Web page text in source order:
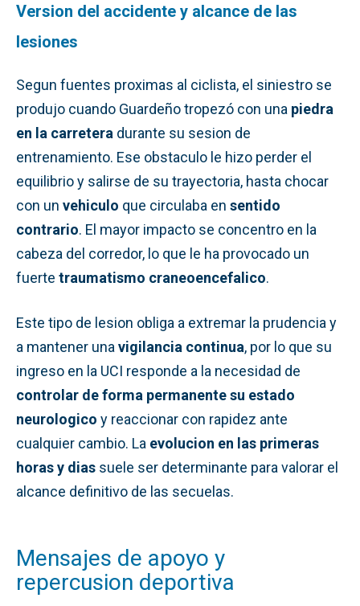
Version del accidente y alcance de las
lesiones
Segun fuentes proximas al ciclista, el siniestro se
produjo cuando Guardeño tropezó con una piedra
en la carretera durante su sesion de
entrenamiento. Ese obstaculo le hizo perder el
equilibrio y salirse de su trayectoria, hasta chocar
con un vehiculo que circulaba en sentido
contrario. El mayor impacto se concentro en la
cabeza del corredor, lo que le ha provocado un
fuerte traumatismo craneoencefalico.
Este tipo de lesion obliga a extremar la prudencia y
a mantener una vigilancia continua, por lo que su
ingreso en la UCI responde a la necesidad de
controlar de forma permanente su estado
neurologico y reaccionar con rapidez ante
cualquier cambio. La evolucion en las primeras
horas y dias suele ser determinante para valorar el
alcance definitivo de las secuelas.
Mensajes de apoyo y
repercusion deportiva